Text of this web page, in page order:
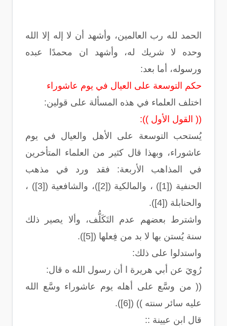
الحمد لله رب العالمين، وأشهد أن لا إله إلا الله
وحده لا شريك له، وأشهد ان محمدًا عبده
ورسوله، أما بعد:
حكم التوسعة على العيال في يوم عاشوراء
اختلف العلماء في هذه المسألة على قولين:
(( القول الأول )):
يُستحب التوسعة على الأهل والعيال في يوم
عاشوراء، وبهذا قال كثير من العلماء المتأخرين
في المذاهب الأربعة: فقد ورد في مذهب
الحنفية ([1]) ، والمالكية ([2])، والشافعية ([3]) ،
والحنابلة ([4]).
واشترط بعضهم عدم التَكَلُّف، وألا يصير ذلك
سنة يُستن بها لا بد من فِعلها ([5]).
واستدلوا على ذلك:
رُوِيَ عن أبي هريرة ا أن رسول الله ه قال:
(( من وسَّع على أهله يوم عاشوراء وسَّع الله
عليه سائر سنته )) ([6]).
قال ابن عيينة ::